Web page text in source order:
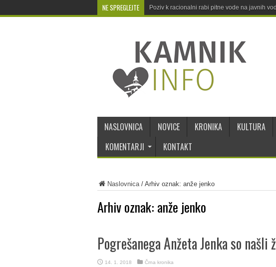
NE SPREGLEJTE Poziv k racionalni rabi pitne vode na javnih
NASLOVNICA NOVICE KRONIKA KULTURA
KOMENTARJI
KONTAKT
Naslovnica/ Arhiv oznak: anže jenko
Arhiv oznak: anže jenko
Pogrešanega Anžeta Jenka so
14. 1. 2018 Črna kronika